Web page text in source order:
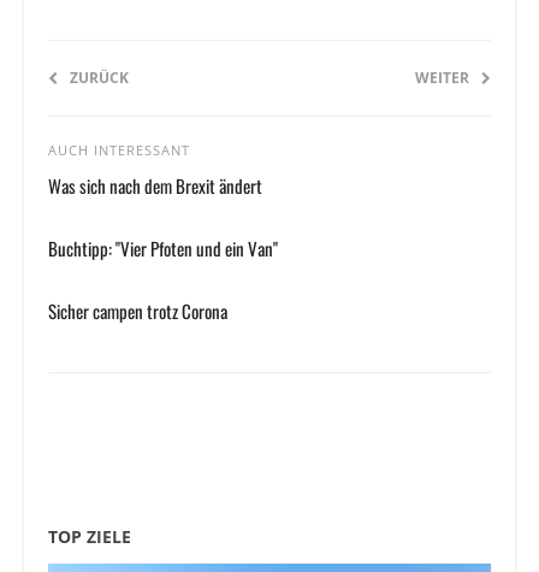
ZURÜCK WEITER
AUCH INTERESSANT
Was sich nach dem Brexit ändert
Buchtipp: "Vier Pfoten und ein Van"
Sicher campen trotz Corona
TOP ZIELE